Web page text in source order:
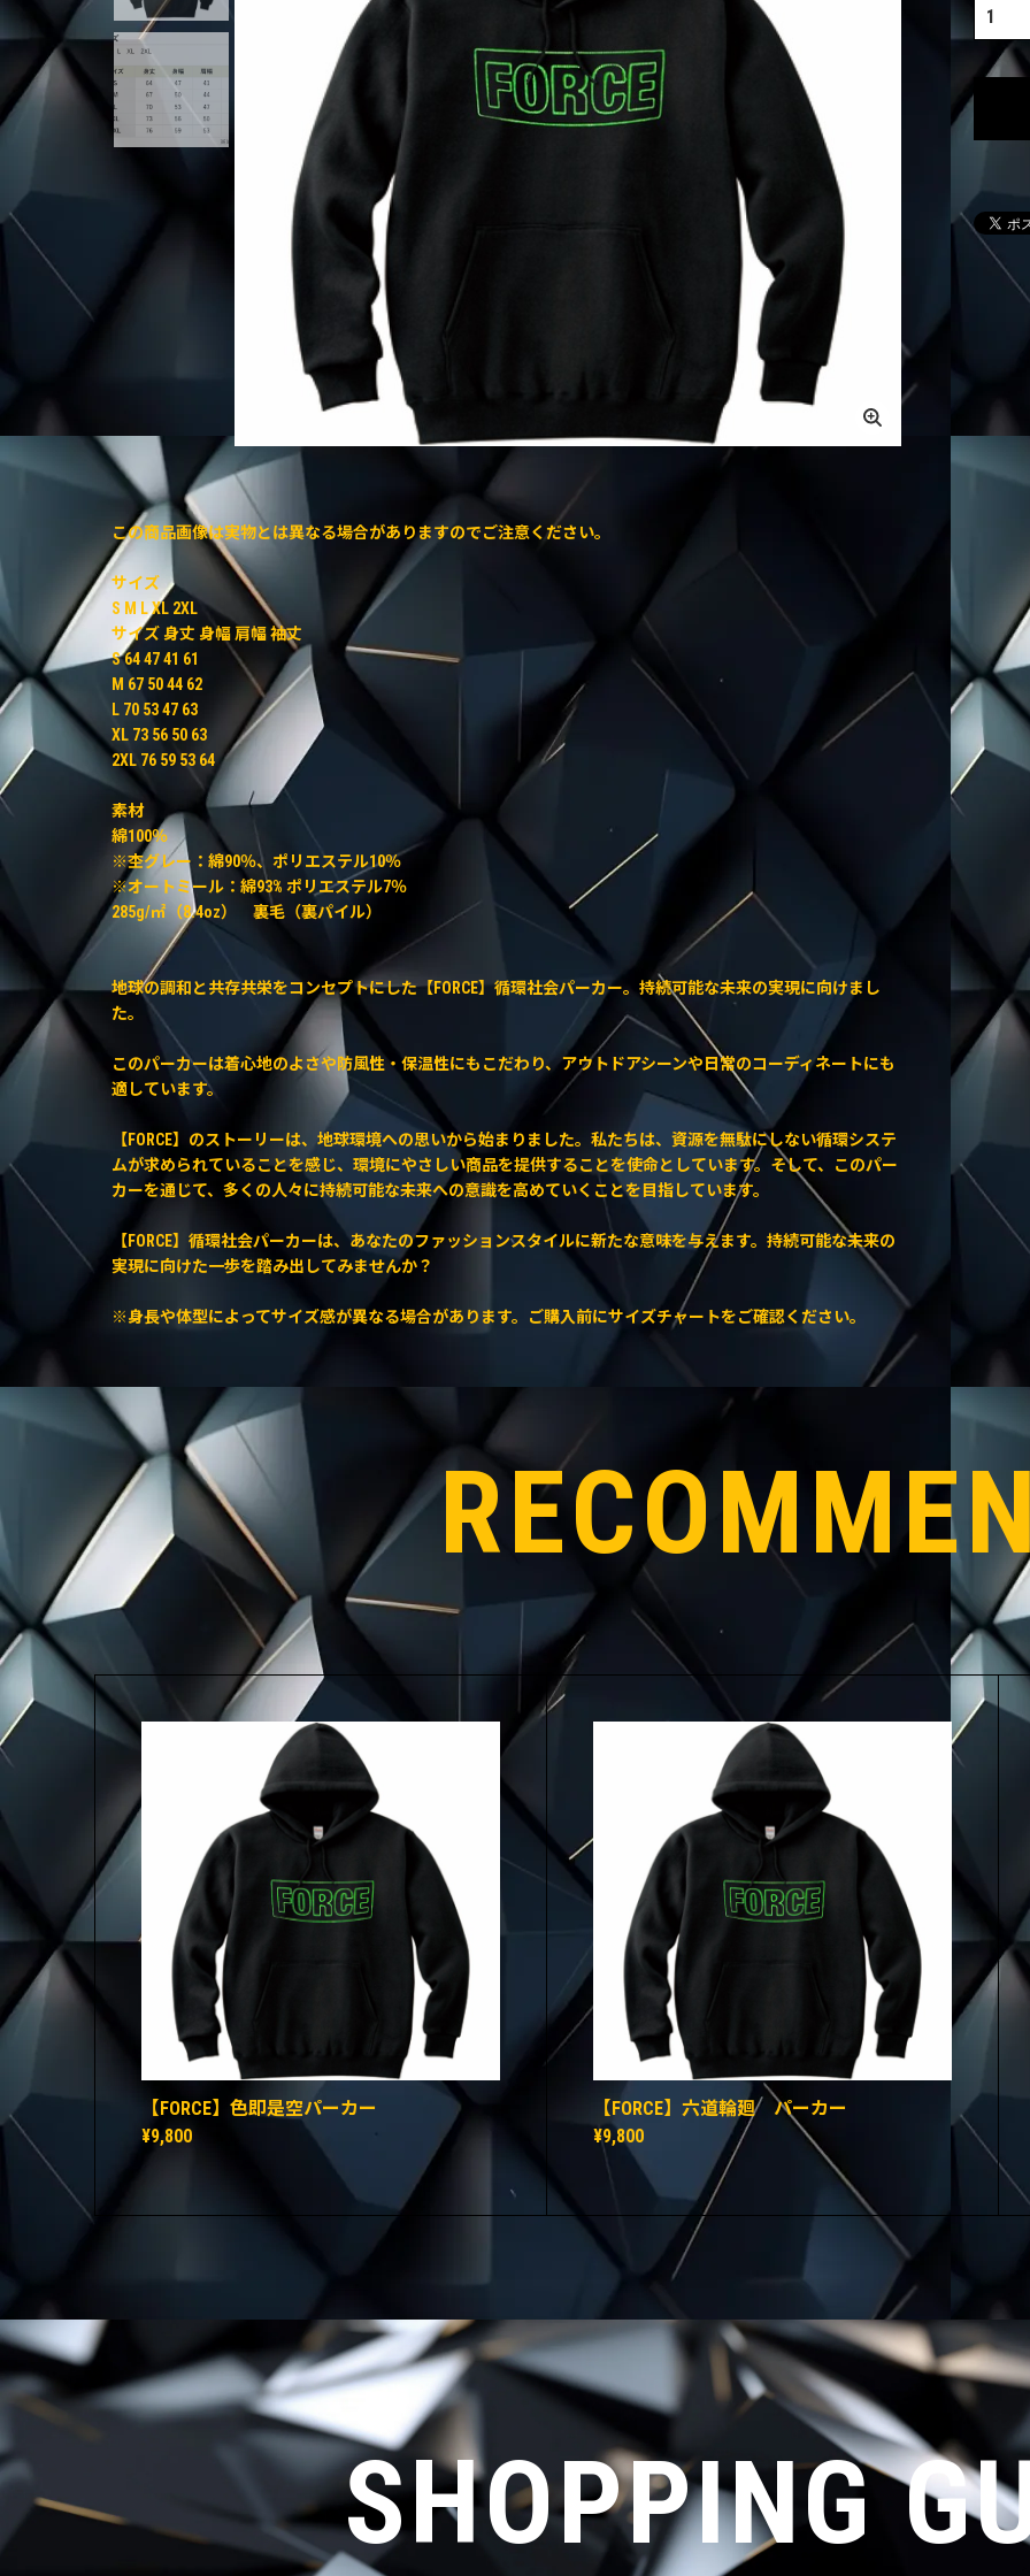
この商品画像は実物とは異なる場合がありますのでご注意ください。
サイズ
S M L XL 2XL
サイズ 身丈 身幅 肩幅 袖丈
S 64 47 41 61
M 67 50 44 62
L 70 53 47 63
XL 73 56 50 63
2XL 76 59 53 64
素材
綿100％
※杢グレー：綿90％、ポリエステル10％
※オートミール：綿93% ポリエステル7％
285g/㎡（8.4oz） 裏毛（裏パイル）
地球の調和と共存共栄をコンセプトにした【FORCE】循環社会パーカー。持続可能な未来の実現に向けまし
た。
このパーカーは着心地のよさや防風性・保温性にもこだわり、アウトドアシーンや日常のコーディネートにも
適しています。
【FORCE】のストーリーは、地球環境への思いから始まりました。私たちは、資源を無駄にしない循環システ
ムが求められていることを感じ、環境にやさしい商品を提供することを使命としています。そして、このパー
カーを通じて、多くの人々に持続可能な未来への意識を高めていくことを目指しています。
【FORCE】循環社会パーカーは、あなたのファッションスタイルに新たな意味を与えます。持続可能な未来の
実現に向けた一歩を踏み出してみませんか？
※身長や体型によってサイズ感が異なる場合があります。ご購入前にサイズチャートをご確認ください。
【FORCE】色即是空パーカー
¥9,800
【FORCE】六道輪廻 パーカー
¥9,800
SHOPPING